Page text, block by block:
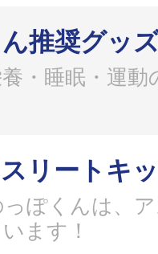
推奨グッ
・睡眠・運
リートキ
っぽくんは、
ます！